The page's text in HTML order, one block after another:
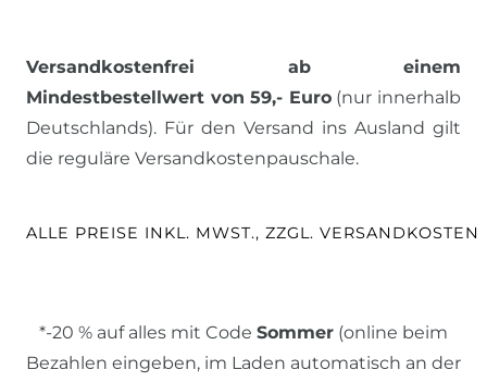
Versandkostenfrei ab einem
Mindestbestellwert von 59,- Euro(nur innerhalb
Deutschlands). Für den Versand ins Ausland gilt
die reguläre Versandkostenpauschale.
ALLE PREISE INKL. MWST., ZZGL. VERSANDKOSTEN
*-20 % auf alles mit Code Sommer (online beim
Bezahlen eingeben, im Laden automatisch an der